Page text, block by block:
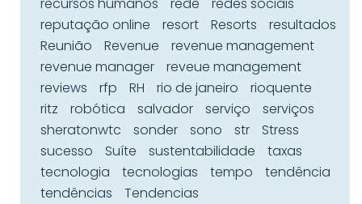
reputação online
resort Resorts
resultados
Reunião
Revenue
revenue management
revenue manager
reveue management
reviews
rfp RH rio de janeiro
rioquente
ritz
robótica salvador serviço
serviços
sheratonwtc
sonder sono str
Stress
sucesso
Suíte sustentabilidade
taxas
tecnologia
tecnologias tempo
tendência
tendências
Tendencias